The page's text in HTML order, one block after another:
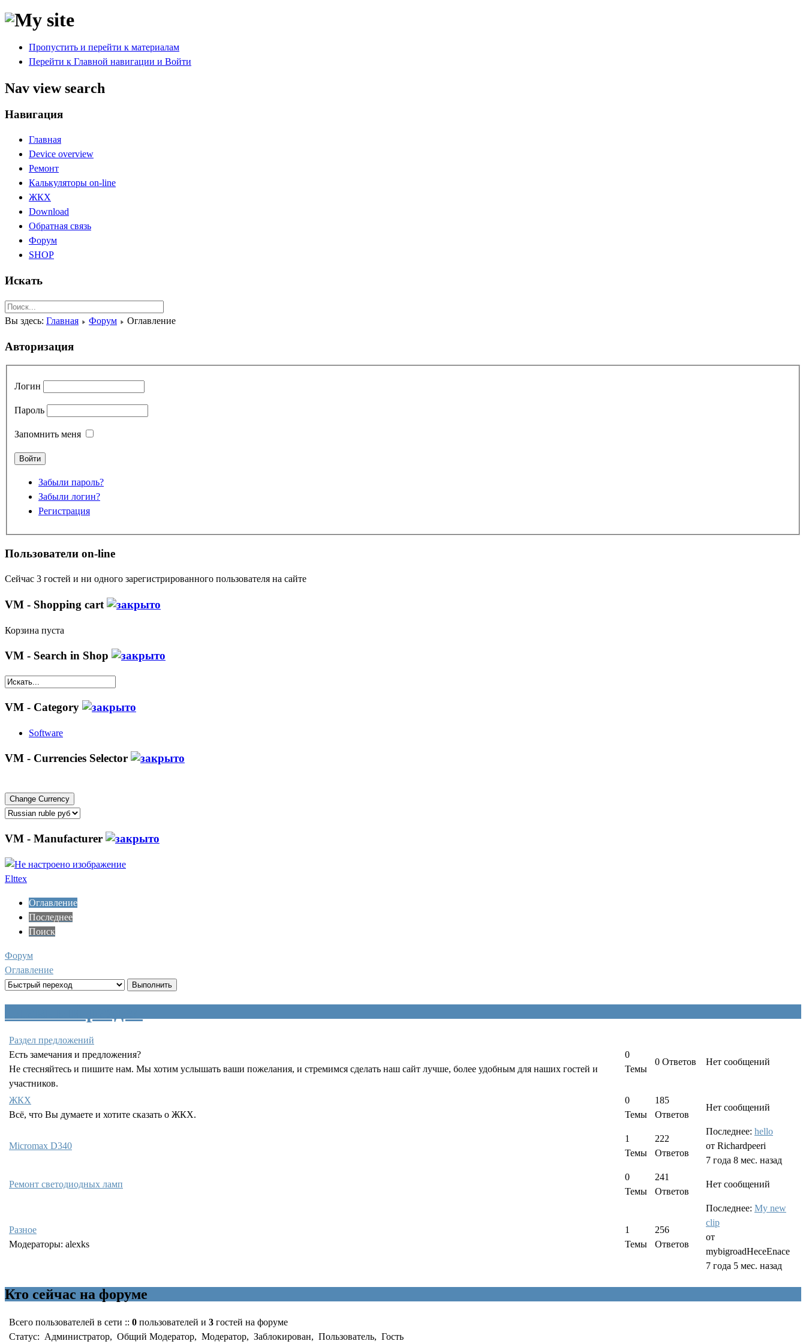
Пропустить и перейти к материалам
Перейти к Главной навигации и Войти
Nav view search
Навигация
Главная
Device overview
Ремонт
Калькуляторы on-line
ЖКХ
Download
Обратная связь
Форум
SHOP
Искать
Поиск
Вы здесь: Главная Форум Оглавление
Авторизация
Логин
Пароль
Запомнить меня
Забыли пароль?
Забыли логин?
Регистрация
Пользователи on-line
Сейчас 3 гостей и ни одного зарегистрированного пользователя на сайте
VM - Shopping cart
Корзина пуста
VM - Search in Shop
VM - Category
Software
VM - Currencies Selector
VM - Manufacturer
Elttex
Оглавление
Последнее
Поиск
Форум
Оглавление
Главный раздел
Раздел предложений
Есть замечания и предложения?
Не стесняйтесь и пишите нам. Мы хотим услышать ваши пожелания, и стремимся сделать наш сайт лучше, более удобным для наших гостей и
участников.
0
Темы
0 Ответов Нет сообщений
ЖКХ
Всё, что Вы думаете и хотите сказать о ЖКХ.
0
Темы
185
Ответов
Нет сообщений
Micromax D340
1
Темы
222
Ответов
Последнее: hello
от Richardpeeri
7 года 8 мес. назад
Ремонт светодиодных ламп
0
Темы
241
Ответов
Нет сообщений
Разное
Модераторы: alexks
1
Темы
256
Ответов
Последнее: My new
clip
от
mybigroadHeceEnace
7 года 5 мес. назад
Кто сейчас на форуме
Всего пользователей в сети :: 0 пользователей и 3 гостей на форуме
Статус: Администратор, Общий Модератор, Модератор, Заблокирован, Пользователь, Гость